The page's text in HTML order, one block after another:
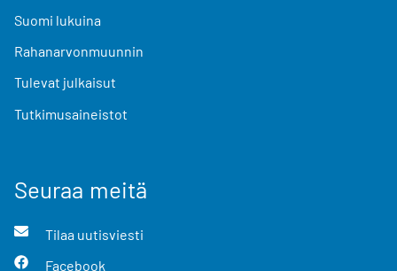
Suomi lukuina
Rahanarvonmuunnin
Tulevat julkaisut
Tutkimusaineistot
Seuraa meitä
Tilaa uutisviesti
Facebook